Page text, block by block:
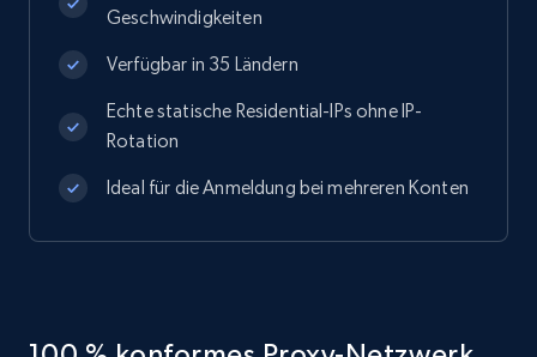
Geschwindigkeiten
Verfügbar in 35 Ländern
Echte statische Residential-IPs ohne IP-
Rotation
Ideal für die Anmeldung bei mehreren Konten